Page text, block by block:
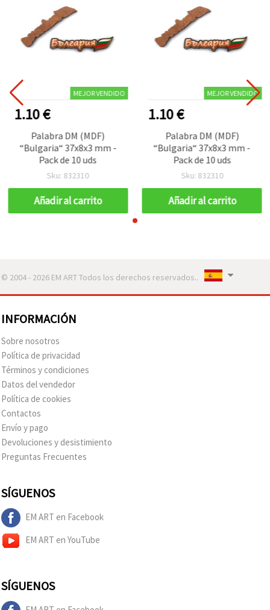
MEJOR VENDIDO
1.10 €
Palabra DM (MDF)
“Bulgaria“ 37x8x3 mm -
Pack de 10 uds
Sku: 832310
Añadir al carrito
MEJOR VENDIDO
1.10 €
Palabra DM (MDF)
“Bulgaria“ 37x8x3 mm -
Pack de 10 uds
Sku: 832310
Añadir al carrito
© 2004 - 2026 EM ART Todos los derechos reservados..
INFORMACIÓN
Sobre nosotros
Política de privacidad
Términos y condiciones
Datos del vendedor
Política de cookies
Contactos
Envío y pago
Devoluciones y desistimiento
Preguntas Frecuentes
SÍGUENOS
EM ART en Facebook
EM ART en YouTube
SÍGUENOS